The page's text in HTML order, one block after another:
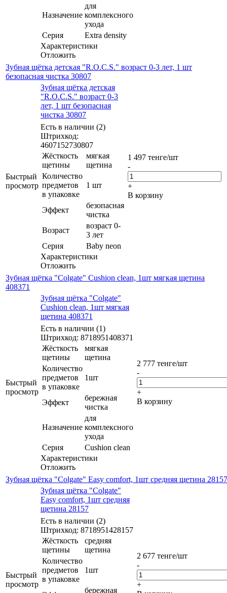
Назначение
для
комплексного
ухода
Серия
Extra density
Характеристики
Отложить
Зубная щётка детская "R.O.C.S." возраст 0-3 лет, 1 шт
безопасная чистка 30807
Быстрый
просмотр
Зубная щётка детская
"R.O.C.S." возраст 0-3
лет, 1 шт безопасная
чистка 30807
Есть в наличии (2)
Штрихкод:
4607152730807
Жёсткость
щетины
мягкая
щетина
Количество
предметов
в упаковке
1 шт
Эффект
безопасная
чистка
Возраст
возраст 0-
3 лет
Серия
Baby neon
Характеристики
Отложить
1 497 тенге/шт
-
+
В корзину
Зубная щётка "Colgate" Cushion clean, 1шт мягкая щетина
408371
Быстрый
просмотр
Зубная щётка "Colgate"
Cushion clean, 1шт мягкая
щетина 408371
Есть в наличии (1)
Штрихкод: 8718951408371
Жёсткость
щетины
мягкая
щетина
Количество
предметов
в упаковке
1шт
Эффект
бережная
чистка
Назначение
для
комплексного
ухода
Серия
Cushion clean
Характеристики
Отложить
2 777 тенге/шт
-
+
В корзину
Зубная щётка "Colgate" Easy comfort, 1шт средняя щетина 28157
Быстрый
просмотр
Зубная щётка "Colgate"
Easy comfort, 1шт средняя
щетина 28157
Есть в наличии (2)
Штрихкод: 8718951428157
Жёсткость
щетины
средняя
щетина
Количество
предметов
в упаковке
1шт
бережная
2 677 тенге/шт
-
+